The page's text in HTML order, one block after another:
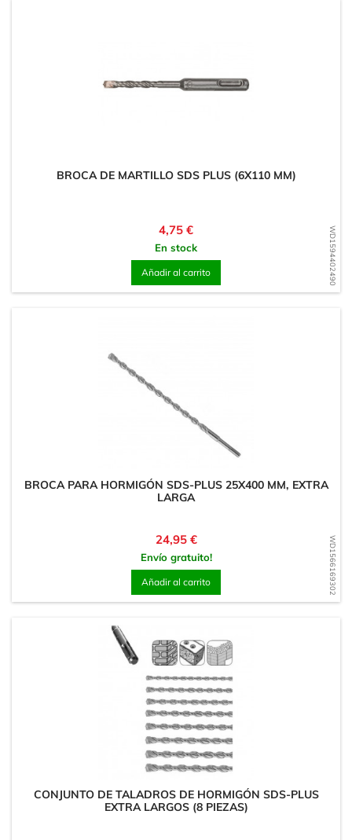
WD1594402490
BROCA DE MARTILLO SDS PLUS (6X110 MM)
Precio
4,75 €
En stock
Añadir al carrito
WD1566169302
BROCA PARA HORMIGÓN SDS-PLUS 25X400 MM, EXTRA
LARGA
Precio
24,95 €
Envío gratuito!
Añadir al carrito
CONJUNTO DE TALADROS DE HORMIGÓN SDS-PLUS
EXTRA LARGOS (8 PIEZAS)